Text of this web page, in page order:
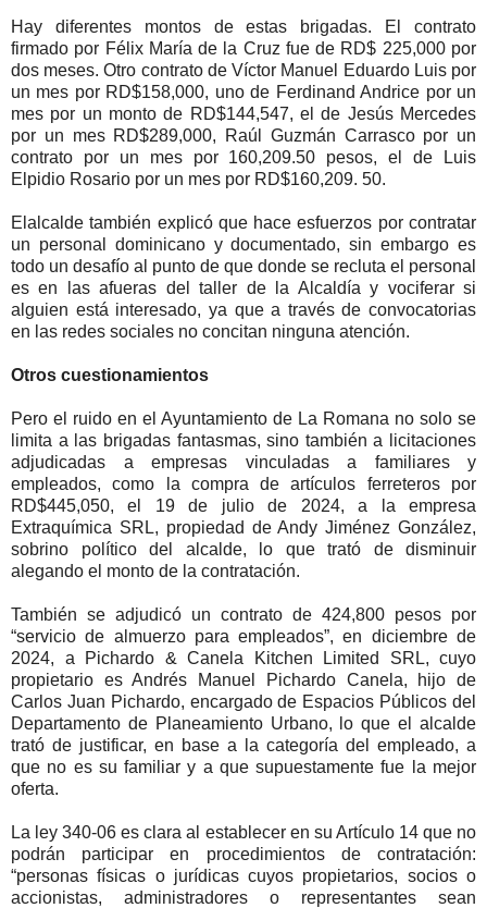
Hay diferentes montos de estas brigadas. El contrato
firmado por Félix María de la Cruz fue de RD$ 225,000 por
dos meses. Otro contrato de Víctor Manuel Eduardo Luis por
un mes por RD$158,000, uno de Ferdinand Andrice por un
mes por un monto de RD$144,547, el de Jesús Mercedes
por un mes RD$289,000, Raúl Guzmán Carrasco por un
contrato por un mes por 160,209.50 pesos, el de Luis
Elpidio Rosario por un mes por RD$160,209. 50.
Elalcalde también explicó que hace esfuerzos por contratar
un personal dominicano y documentado, sin embargo es
todo un desafío al punto de que donde se recluta el personal
es en las afueras del taller de la Alcaldía y vociferar si
alguien está interesado, ya que a través de convocatorias
en las redes sociales no concitan ninguna atención.
Otros cuestionamientos
Pero el ruido en el Ayuntamiento de La Romana no solo se
limita a las brigadas fantasmas, sino también a licitaciones
adjudicadas a empresas vinculadas a familiares y
empleados, como la compra de artículos ferreteros por
RD$445,050, el 19 de julio de 2024, a la empresa
Extraquímica SRL, propiedad de Andy Jiménez González,
sobrino político del alcalde, lo que trató de disminuir
alegando el monto de la contratación.
También se adjudicó un contrato de 424,800 pesos por
“servicio de almuerzo para empleados”, en diciembre de
2024, a Pichardo & Canela Kitchen Limited SRL, cuyo
propietario es Andrés Manuel Pichardo Canela, hijo de
Carlos Juan Pichardo, encargado de Espacios Públicos del
Departamento de Planeamiento Urbano, lo que el alcalde
trató de justificar, en base a la categoría del empleado, a
que no es su familiar y a que supuestamente fue la mejor
oferta.
La ley 340-06 es clara al establecer en su Artículo 14 que no
podrán participar en procedimientos de contratación:
“personas físicas o jurídicas cuyos propietarios, socios o
accionistas, administradores o representantes sean